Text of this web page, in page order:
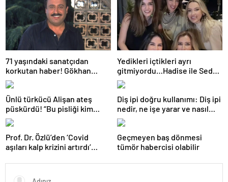
71 yaşındaki sanatçıdan
korkutan haber! Gökhan
Güney hastaneye kaldırıldı!
Yedikleri içtikleri ayrı
gitmiyordu…Hadise ile Seda
Bakan arasında ipler koptu!
Seda Bakan’dan manidar
paylaşım…
Ünlü türkücü Alişan ateş
püskürdü! “Bu pisliği kim
yaptıysa ortaya çıkacak!”
Diş ipi doğru kullanımı: Diş ipi
nedir, ne işe yarar ve nasıl
kullanılır?
Prof. Dr. Özlü’den ‘Covid
aşıları kalp krizini artırdı’
Geçmeyen baş dönmesi
tümör habercisi olabilir